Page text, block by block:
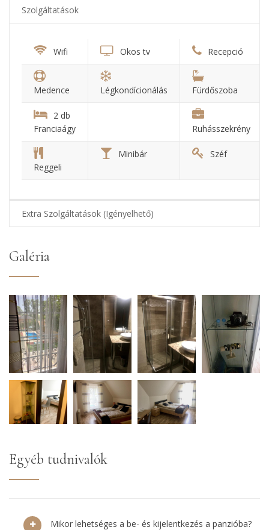
Szolgáltatások
Wifi Okos tv Recepció
Medence Légkondícionálás Fürdőszoba
2 db
Franciaágy
Ruhásszekrény
Reggeli
Minibár Széf
Extra Szolgáltatások (Igényelhető)
Galéria
Egyéb tudnivalók
Mikor lehetséges a be- és kijelentkezés a panzióba?